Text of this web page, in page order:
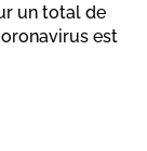
un total de
est